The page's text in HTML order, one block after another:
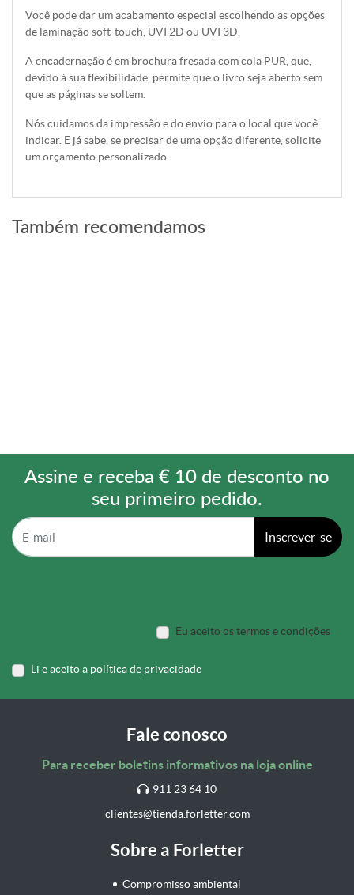
Você pode dar um acabamento especial escolhendo as opções
de laminação soft-touch, UVI 2D ou UVI 3D.
A encadernação é em brochura fresada com cola PUR, que,
devido à sua flexibilidade, permite que o livro seja aberto sem
que as páginas se soltem.
Nós cuidamos da impressão e do envio para o local que você
indicar. E já sabe, se precisar de uma opção diferente, solicite
um orçamento personalizado.
Também recomendamos
Assine e receba € 10 de desconto no
seu primeiro pedido.
Inscrever-se
Eu aceito os termos e condições
Li e aceito a política de privacidade
Fale conosco
Para receber boletins informativos na loja online
911 23 64 10
clientes@tienda.forletter.com
Sobre a Forletter
Compromisso ambiental